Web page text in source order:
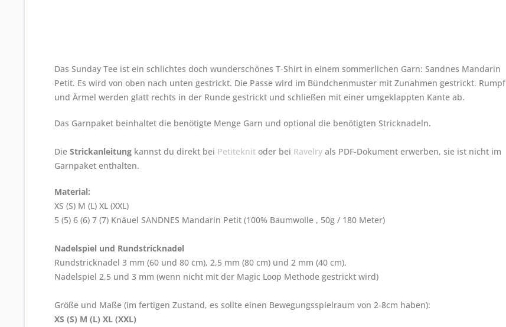
Das Sunday Tee ist ein schlichtes doch wunderschönes T-Shirt in einem sommerlichen Garn: Sandnes Mandarin
Petit. Es wird von oben nach unten gestrickt. Die Passe wird im Bündchenmuster mit Zunahmen gestrickt. Rumpf
und Ärmel werden glatt rechts in der Runde gestrickt und schließen mit einer umgeklappten Kante ab.
Das Garnpaket beinhaltet die benötigte Menge Garn und optional die benötigten Stricknadeln.
Die Strickanleitung kannst du direkt bei Petiteknit oder bei Ravelry als PDF-Dokument erwerben, sie ist nicht im
Garnpaket enthalten.
Material:
XS (S) M (L) XL (XXL)
5 (5) 6 (6) 7 (7) Knäuel SANDNES Mandarin Petit (100% Baumwolle , 50g / 180 Meter)
Nadelspiel und Rundstricknadel
Rundstricknadel 3 mm (60 und 80 cm), 2,5 mm (80 cm) und 2 mm (40 cm),
Nadelspiel 2,5 und 3 mm (wenn nicht mit der Magic Loop Methode gestrickt wird)
Größe und Maße (im fertigen Zustand, es sollte einen Bewegungsspielraum von 2-8cm haben):
XS (S) M (L) XL (XXL)